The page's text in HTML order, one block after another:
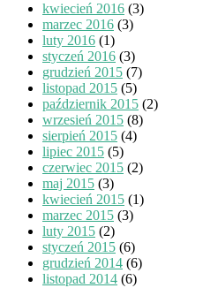
kwiecień 2016 (3)
marzec 2016 (3)
luty 2016 (1)
styczeń 2016 (3)
grudzień 2015 (7)
listopad 2015 (5)
październik 2015 (2)
wrzesień 2015 (8)
sierpień 2015 (4)
lipiec 2015 (5)
czerwiec 2015 (2)
maj 2015 (3)
kwiecień 2015 (1)
marzec 2015 (3)
luty 2015 (2)
styczeń 2015 (6)
grudzień 2014 (6)
listopad 2014 (6)